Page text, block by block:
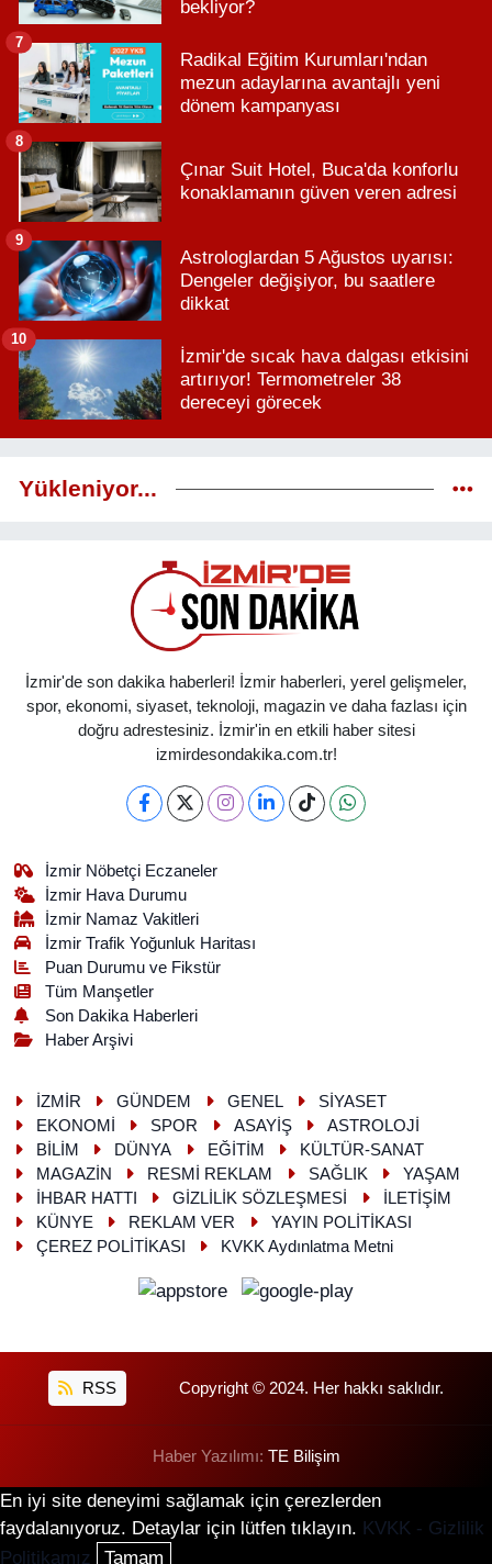
bekliyor?
Radikal Eğitim Kurumları'ndan
mezun adaylarına avantajlı yeni
dönem kampanyası
7
Çınar Suit Hotel, Buca'da konforlu
konaklamanın güven veren adresi
8
Astrologlardan 5 Ağustos uyarısı:
Dengeler değişiyor, bu saatlere
dikkat
9
İzmir'de sıcak hava dalgası etkisini
artırıyor! Termometreler 38
dereceyi görecek
10
Yükleniyor...
İzmir'de son dakika haberleri! İzmir haberleri, yerel gelişmeler,
spor, ekonomi, siyaset, teknoloji, magazin ve daha fazlası için
doğru adrestesiniz. İzmir'in en etkili haber sitesi
izmirdesondakika.com.tr!
İzmir Nöbetçi Eczaneler
İzmir Hava Durumu
İzmir Namaz Vakitleri
İzmir Trafik Yoğunluk Haritası
Puan Durumu ve Fikstür
Tüm Manşetler
Son Dakika Haberleri
Haber Arşivi
İZMİR GÜNDEM GENEL
SİYASET
EKONOMİ
SPOR ASAYİŞ
ASTROLOJİ
BİLİM
DÜNYA EĞİTİM
KÜLTÜR-SANAT
MAGAZİN
RESMİ REKLAM SAĞLIK
YAŞAM
İHBAR HATTI
GİZLİLİK SÖZLEŞMESİ
İLETİŞİM
KÜNYE
REKLAM VER
YAYIN POLİTİKASI
ÇEREZ POLİTİKASI
KVKK Aydınlatma Metni
RSS Copyright © 2024. Her hakkı saklıdır.
Haber Yazılımı: TE Bilişim
En iyi site deneyimi sağlamak için çerezlerden
faydalanıyoruz. Detaylar için lütfen tıklayın. KVKK - Gizlilik
Politikamız
Tamam